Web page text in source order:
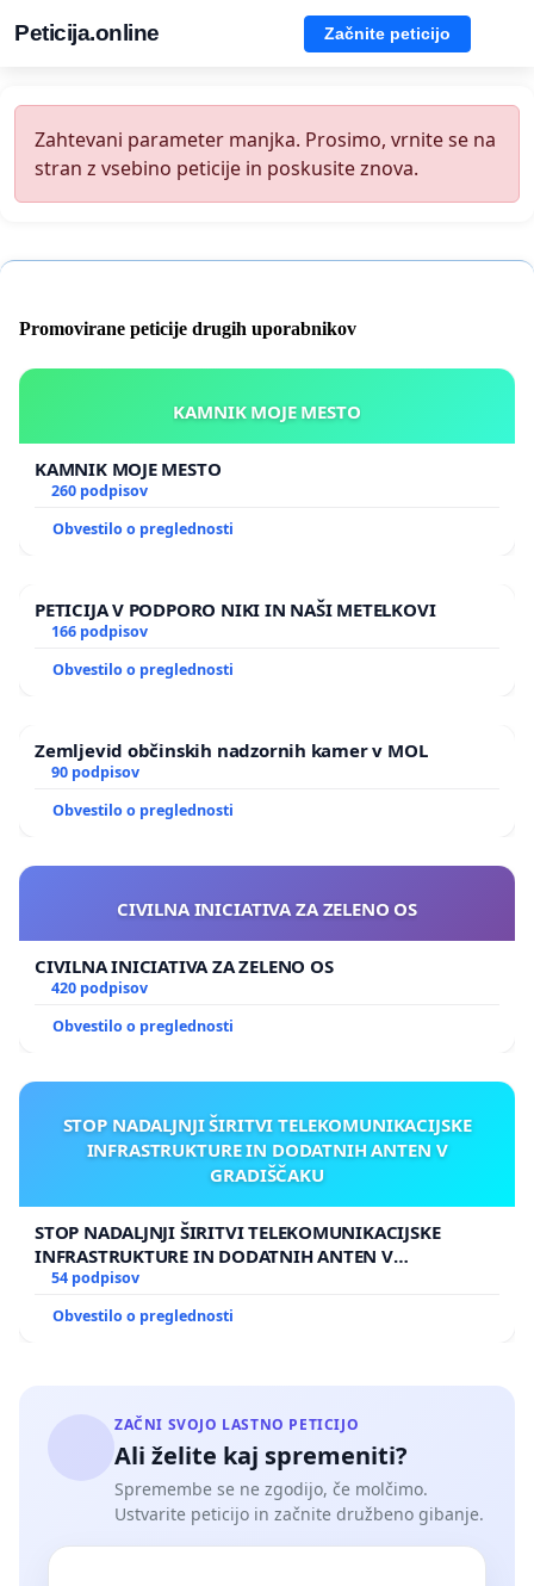
Peticija.online Začnite peticijo
Zahtevani parameter manjka. Prosimo, vrnite se na
stran z vsebino peticije in poskusite znova.
Promovirane peticije drugih uporabnikov
KAMNIK MOJE MESTO
KAMNIK MOJE MESTO
260 podpisov
Obvestilo o preglednosti
PETICIJA V PODPORO NIKI IN NAŠI METELKOVI
166 podpisov
Obvestilo o preglednosti
Zemljevid občinskih nadzornih kamer v MOL
90 podpisov
Obvestilo o preglednosti
CIVILNA INICIATIVA ZA ZELENO OS
CIVILNA INICIATIVA ZA ZELENO OS
420 podpisov
Obvestilo o preglednosti
STOP NADALJNJI ŠIRITVI TELEKOMUNIKACIJSKE
INFRASTRUKTURE IN DODATNIH ANTEN V
GRADIŠČAKU
STOP NADALJNJI ŠIRITVI TELEKOMUNIKACIJSKE
INFRASTRUKTURE IN DODATNIH ANTEN V
GRADIŠČAKU
54 podpisov
Obvestilo o preglednosti
ZAČNI SVOJO LASTNO PETICIJO
Ali želite kaj spremeniti?
Spremembe se ne zgodijo, če molčimo.
Ustvarite peticijo in začnite družbeno gibanje.